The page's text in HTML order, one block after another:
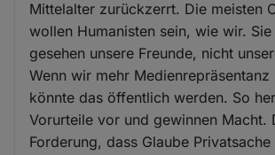
Mittelalter zurückzerrt. Die meisten
wollen Humanisten sein, wie wir.
gesehen unsere Freunde, nicht
Wenn wir mehr Medienrepräsentanz
könnte das öffentlich werden. So
Vorurteile vor und gewinnen Macht.
Forderung, dass Glaube